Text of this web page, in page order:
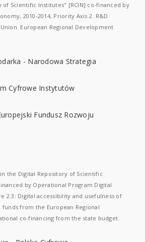
of Scientific Institutes" [RCIN] co-financed by
2010-2014, Priority Axis 2. R&D
European Regional Development
the Digital Repository of Scientific
by Operational Program Digital
2.3: Digital accessibility and usefulness of
from the European Regional
co-financing from the state budget.